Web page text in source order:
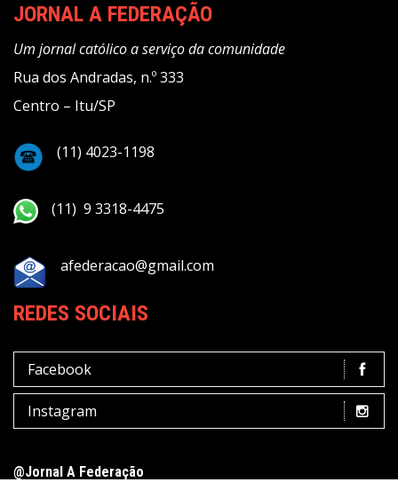
JORNAL A FEDERAÇÃO
Um jornal católico a serviço da comunidade
Rua dos Andradas, n.º 333
Centro – Itu/SP
(11) 4023-1198
(11) 9 3318-4475
afederacao@gmail.com
REDES SOCIAIS
Facebook
Instagram
@Jornal A Federação